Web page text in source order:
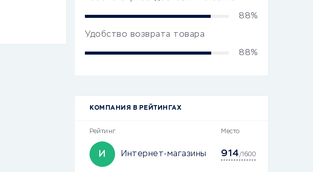
88%
Удобство возврата товара
88%
КОМПАНИЯ В РЕЙТИНГАХ
Рейтинг Место
И Интернет-магазины 914/1600